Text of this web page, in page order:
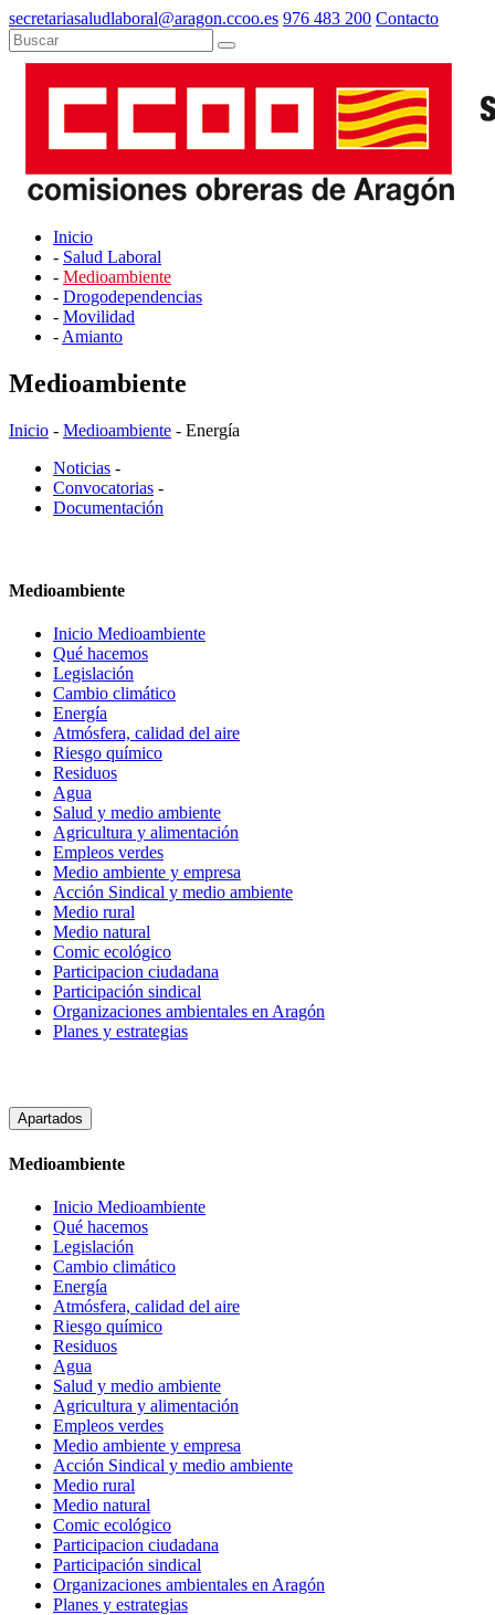
secretariasaludlaboral@aragon.ccoo.es 976 483 200 Contacto
Inicio
- Salud Laboral
- Medioambiente
- Drogodependencias
- Movilidad
- Amianto
Medioambiente
Inicio - Medioambiente - Energía
Noticias -
Convocatorias -
Documentación
Medioambiente
Inicio Medioambiente
Qué hacemos
Legislación
Cambio climático
Energía
Atmósfera, calidad del aire
Riesgo químico
Residuos
Agua
Salud y medio ambiente
Agricultura y alimentación
Empleos verdes
Medio ambiente y empresa
Acción Sindical y medio ambiente
Medio rural
Medio natural
Comic ecológico
Participacion ciudadana
Participación sindical
Organizaciones ambientales en Aragón
Planes y estrategias
Apartados
Medioambiente
Inicio Medioambiente
Qué hacemos
Legislación
Cambio climático
Energía
Atmósfera, calidad del aire
Riesgo químico
Residuos
Agua
Salud y medio ambiente
Agricultura y alimentación
Empleos verdes
Medio ambiente y empresa
Acción Sindical y medio ambiente
Medio rural
Medio natural
Comic ecológico
Participacion ciudadana
Participación sindical
Organizaciones ambientales en Aragón
Planes y estrategias